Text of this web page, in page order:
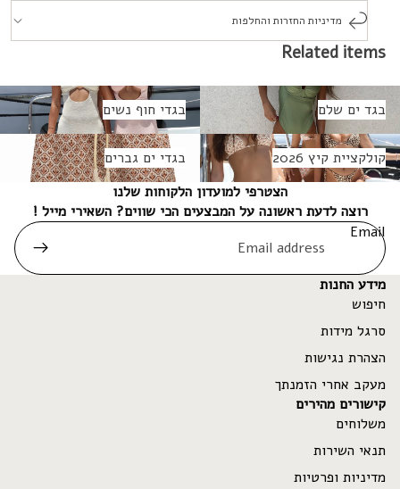
מדיניות החזרות והחלפות
Related items
ים שלם
בגד ים שלם
בגדי חוף נשים
בגדי חוף נשים
קיץ 2026
קולקציית קיץ 2026
בגדי ים גברים
בגדי ים גברים
הצטרפי למועדון הלקוחות שלנו
רוצה לדעת ראשונה על המבצעים הכי שווים? השאירי מייל !
Email
מידע החנות
חיפוש
סרגל מידות
הצהרת נגישות
מעקב אחרי הזמנתך
קישורים מהירים
משלוחים
תנאי השירות
מדיניות ופרטיות